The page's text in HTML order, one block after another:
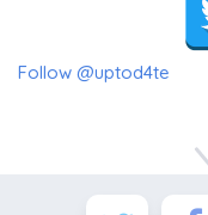
Follow @uptod4te